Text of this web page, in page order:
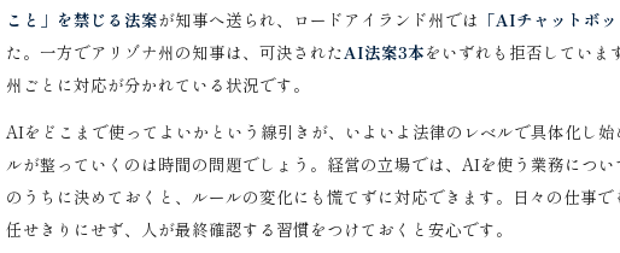
こと」を禁じる法案が知事へ送られ、ロードアイランド州では 「AIチャットボ
た。一方でアリゾナ州の知事は、可決されたAI法案3本をいずれも拒否していま
州ごとに対応が分かれている状況です。
AIをどこまで使ってよいかという線引きが、いよいよ法律のレベルで具体化し
ルが整っていくのは時間の問題でしょう。経営の立場では、AIを使う業務につ
のうちに決めておくと、ルールの変化にも慌てずに対応できます。日々の仕事
任せきりにせず、人が最終確認する習慣をつけておくと安心です。